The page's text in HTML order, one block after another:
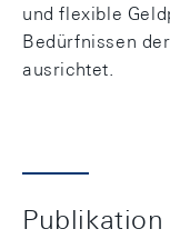
und flexible
Bedürfnissen
ausrichtet.